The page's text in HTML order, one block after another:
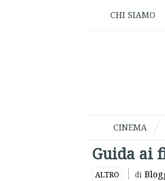
CHI SIAMO
CINEMA
Guida ai
ALTRO di